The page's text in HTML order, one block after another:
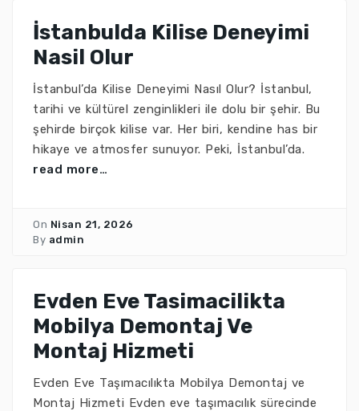
İstanbulda Kilise Deneyimi
Nasil Olur
İstanbul’da Kilise Deneyimi Nasıl Olur? İstanbul,
tarihi ve kültürel zenginlikleri ile dolu bir şehir. Bu
şehirde birçok kilise var. Her biri, kendine has bir
hikaye ve atmosfer sunuyor. Peki, İstanbul’da.
read more…
On Nisan 21, 2026
By admin
Evden Eve Tasimacilikta
Mobilya Demontaj Ve
Montaj Hizmeti
Evden Eve Taşımacılıkta Mobilya Demontaj ve
Montaj Hizmeti Evden eve taşımacılık sürecinde